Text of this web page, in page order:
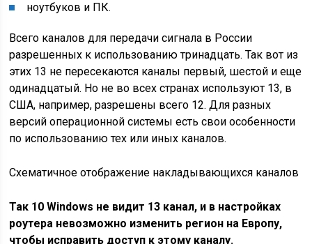
ноутбуков и ПК.
Всего каналов для передачи сигнала в России
разрешенных к использованию тринадцать. Так вот из
этих 13 не пересекаются каналы первый, шестой и еще
одинадцатый. Но не во всех странах используют 13, в
США, например, разрешены всего 12. Для разных
версий операционной системы есть свои особенности
по использованию тех или иных каналов.
Схематичное отображение накладывающихся каналов
Так 10 Windows не видит 13 канал, и в настройках
роутера невозможно изменить регион на Европу,
чтобы исправить доступ к этому каналу.